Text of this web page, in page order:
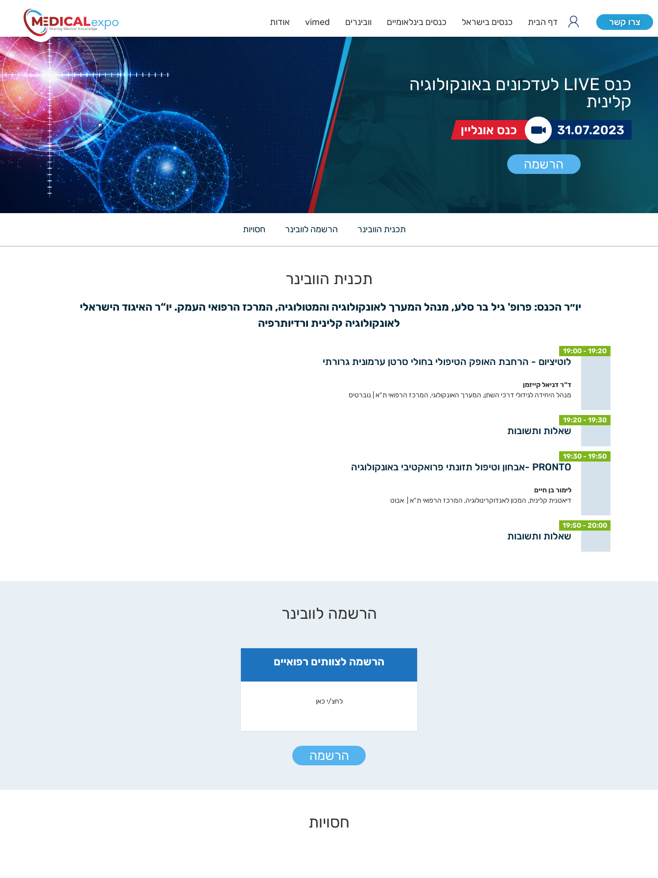
צרו קשר דף הבית כנסים בישראל כנסים בינלאומיים וובינרים vimed אודות
כנס LIVE לעדכונים באונקולוגיה
קלינית
31.07.2023 כנס אונליין
הרשמה
תכנית הוובינר הרשמה לוובינר חסויות
תכנית הוובינר
לאונקולוגיה קלינית ורדיותרפיה
19:00 - 19:20
לוטיציום - הרחבת האופק הטיפולי בחולי סרטן ערמונית גרורתי
ד“ר דניאל קייזמן
מנהל היחידה לגידולי דרכי השתן, המערך האונקולוגי, המרכז הרפואי ת“א | נוברטיס
19:20 - 19:30
שאלות ותשובות
19:30 - 19:50
PRONTO -אבחון וטיפול תזונתי פרואקטיבי באונקולוגיה
לימור בן חיים
דיאטנית קלינית, המכון לאנדוקרינולוגיה, המרכז הרפואי ת“א | אבוט
19:50 - 20:00
שאלות ותשובות
הרשמה לוובינר
הרשמה לצוותים רפואיים
לחצ/י כאן
הרשמה
חסויות